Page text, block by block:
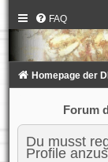
FAQ
Homepage der
Forum
Du musst
Profile